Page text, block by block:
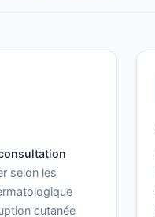
selon les
cutanée